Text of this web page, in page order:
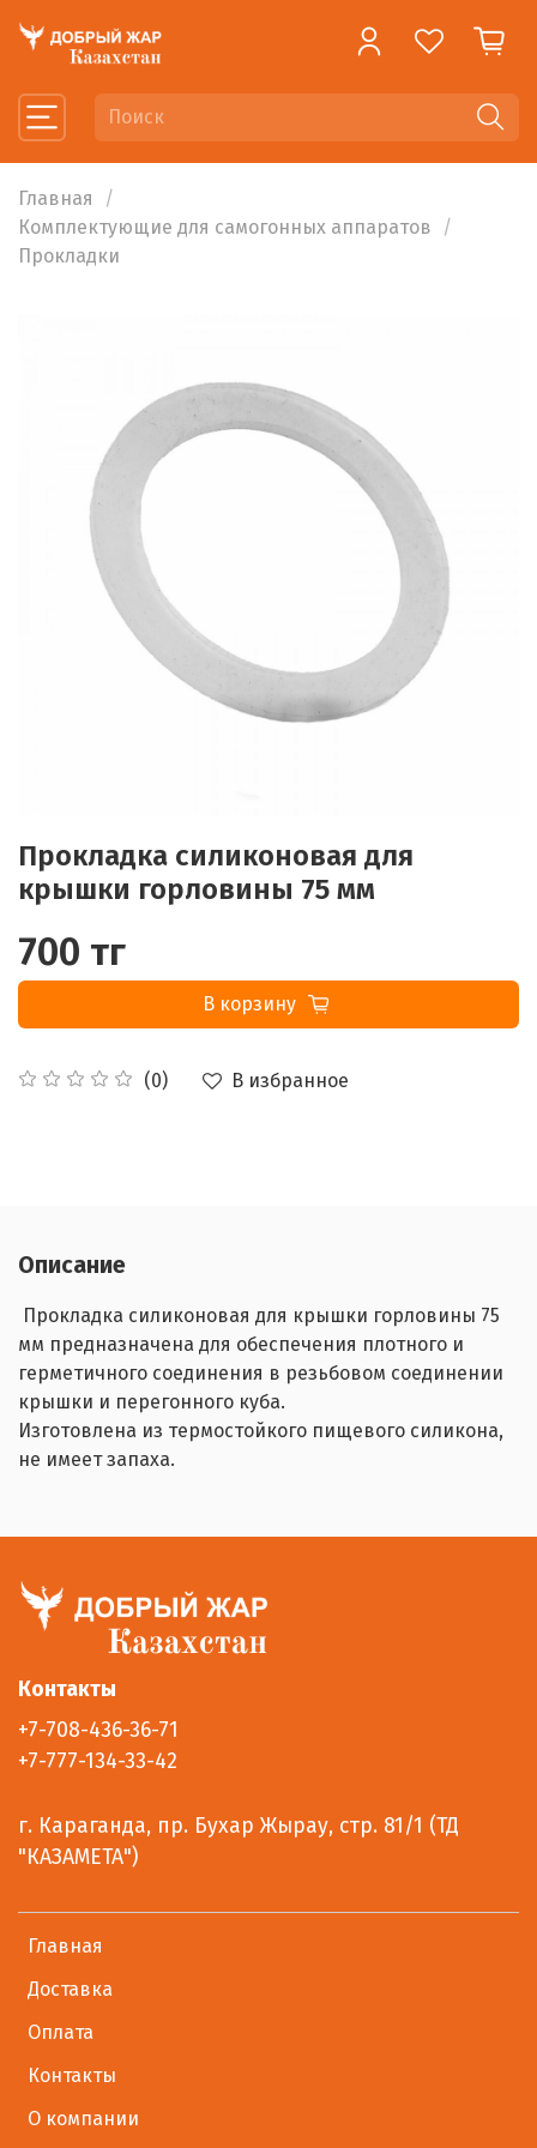
Главная
Комплектующие для самогонных аппаратов
Прокладки
Прокладка силиконовая для
крышки горловины 75 мм
(0) В избранное
700 тг
В корзину
Описание
Прокладка силиконовая для крышки горловины 75
мм предназначена для обеспечения плотного и
герметичного соединения в резьбовом соединении
крышки и перегонного куба.
Изготовлена из термостойкого пищевого силикона,
не имеет запаха.
Главная
Доставка
Оплата
Контакты
О компании
Контакты
+7-708-436-36-71
+7-777-134-33-42
г. Караганда, пр. Бухар Жырау, стр. 81/1 (ТД
"КАЗАМЕТА")